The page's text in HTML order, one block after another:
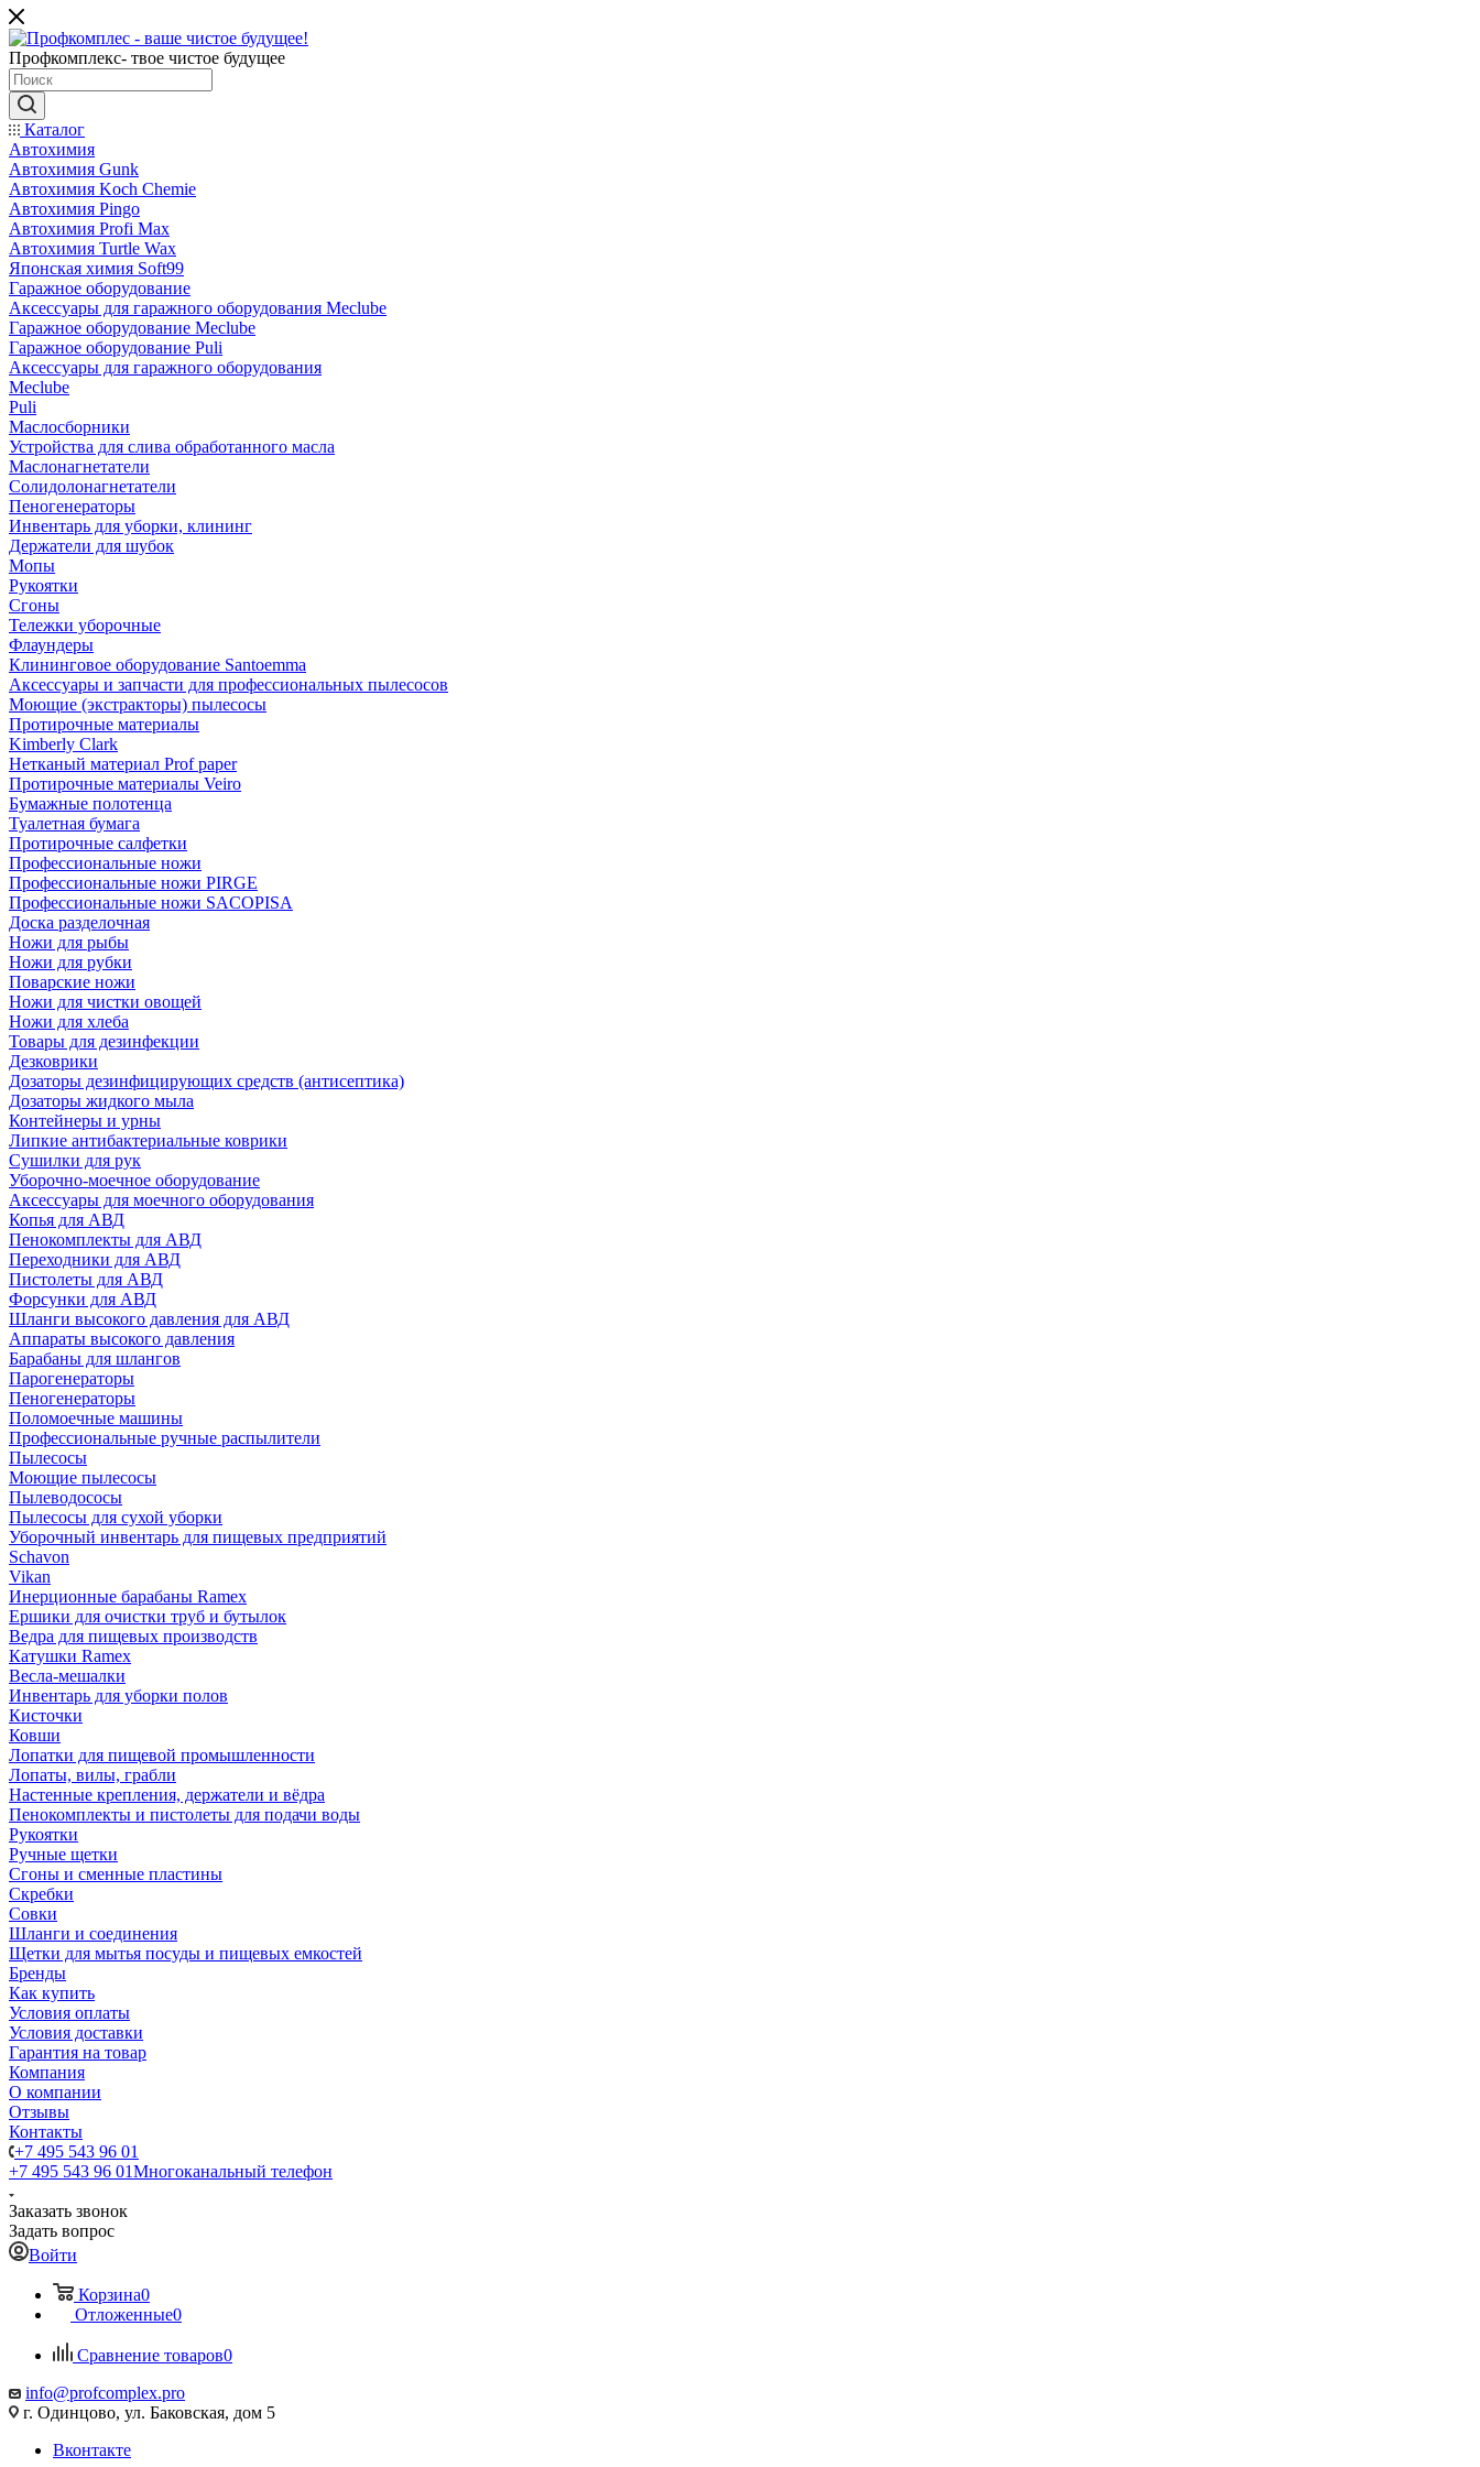
Профкомплекс- твое чистое будущее
Каталог
Автохимия
Автохимия Gunk
Автохимия Koch Chemie
Автохимия Pingo
Автохимия Profi Max
Автохимия Turtle Wax
Японская химия Soft99
Гаражное оборудование
Аксессуары для гаражного оборудования Meclube
Гаражное оборудование Meclube
Гаражное оборудование Puli
Аксессуары для гаражного оборудования
Meclube
Puli
Маслосборники
Устройства для слива обработанного масла
Маслонагнетатели
Солидолонагнетатели
Пеногенераторы
Инвентарь для уборки, клининг
Держатели для шубок
Мопы
Рукоятки
Сгоны
Тележки уборочные
Флаундеры
Клининговое оборудование Santoemma
Аксессуары и запчасти для профессиональных пылесосов
Моющие (экстракторы) пылесосы
Протирочные материалы
Kimberly Clark
Нетканый материал Prof paper
Протирочные материалы Veiro
Бумажные полотенца
Туалетная бумага
Протирочные салфетки
Профессиональные ножи
Профессиональные ножи PIRGE
Профессиональные ножи SACOPISA
Доска разделочная
Ножи для рыбы
Ножи для рубки
Поварские ножи
Ножи для чистки овощей
Ножи для хлеба
Товары для дезинфекции
Дезковрики
Дозаторы дезинфицирующих средств (антисептика)
Дозаторы жидкого мыла
Контейнеры и урны
Липкие антибактериальные коврики
Сушилки для рук
Уборочно-моечное оборудование
Аксессуары для моечного оборудования
Копья для АВД
Пенокомплекты для АВД
Переходники для АВД
Пистолеты для АВД
Форсунки для АВД
Шланги высокого давления для АВД
Аппараты высокого давления
Барабаны для шлангов
Парогенераторы
Пеногенераторы
Поломоечные машины
Профессиональные ручные распылители
Пылесосы
Моющие пылесосы
Пылеводососы
Пылесосы для сухой уборки
Уборочный инвентарь для пищевых предприятий
Schavon
Vikan
Инерционные барабаны Ramex
Ершики для очистки труб и бутылок
Ведра для пищевых производств
Катушки Ramex
Весла-мешалки
Инвентарь для уборки полов
Кисточки
Ковши
Лопатки для пищевой промышленности
Лопаты, вилы, грабли
Настенные крепления, держатели и вёдра
Пенокомплекты и пистолеты для подачи воды
Рукоятки
Ручные щетки
Сгоны и сменные пластины
Скребки
Совки
Шланги и соединения
Щетки для мытья посуды и пищевых емкостей
Бренды
Как купить
Условия оплаты
Условия доставки
Гарантия на товар
Компания
О компании
Отзывы
Контакты
+7 495 543 96 01
+7 495 543 96 01Многоканальный телефон
Заказать звонок
Задать вопрос
Войти
Корзина0
Отложенные0
Сравнение товаров0
info@profcomplex.pro
г. Одинцово, ул. Баковская, дом 5
Вконтакте